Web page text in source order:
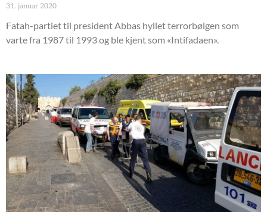
31. januar 2020
Fatah-partiet til president Abbas hyllet terrorbølgen som
varte fra 1987 til 1993 og ble kjent som «Intifadaen».